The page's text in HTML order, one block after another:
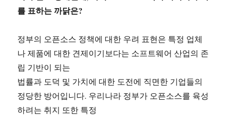
를 표하는 까닭은?
정부의 오픈소스 정책에 대한 우려 표현은 특정 업체
나 제품에 대한 견제이기보다는 소프트웨어 산업의 존
립 기반이 되는
법률과 도덕 및 가치에 대한 도전에 직면한 기업들의
정당한 방어입니다. 우리나라 정부가 오픈소스를 육성
하려는 취지 또한 특정